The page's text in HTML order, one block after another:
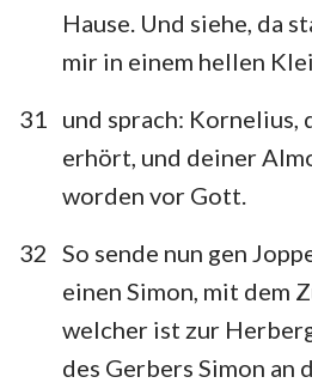
Hause. Und siehe, da
mir in einem hellen
31
und sprach: Kornelius,
erhört, und deiner
worden vor Gott.
32 So sende nun gen
einen Simon, mit dem
welcher ist zur
des Gerbers Simon an